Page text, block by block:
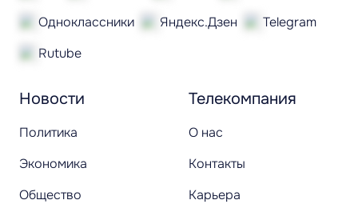
Новости
Политика
Экономика
Общество
Телекомпания
О нас
Контакты
Карьера
Одноклассники
Яндекс.Дзен
Telegram
Rutube